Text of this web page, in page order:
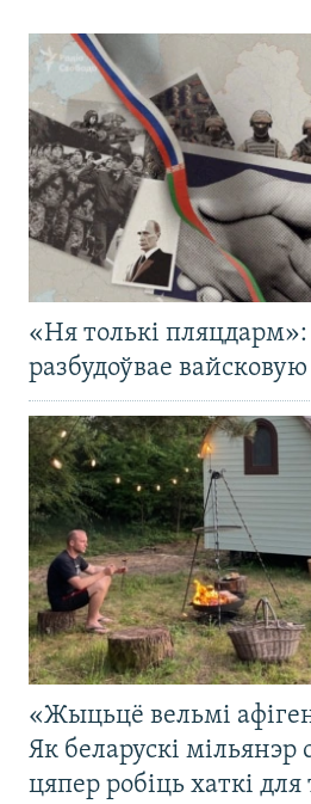
«Ня толькі пляцдарм»:
разбудоўвае
«Жыцьцё вельмі
Як беларускі мільянэр
цяпер робіць хаткі